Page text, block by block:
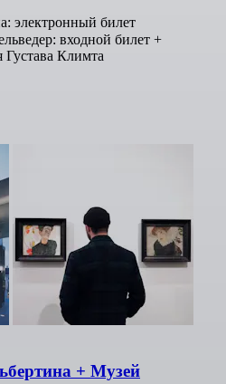
электронный билет
входной билет +
Густава Климта
+ Музей